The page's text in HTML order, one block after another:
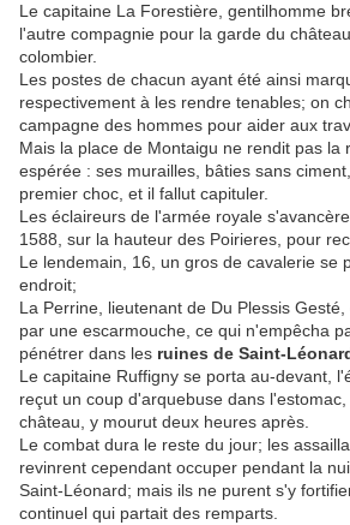
Le capitaine La Forestière, gentilhomme
l'autre compagnie pour la garde du
colombier.
Les postes de chacun ayant été ainsi
respectivement à les rendre tenables; on
campagne des hommes pour aider aux
Mais la place de Montaigu ne rendit pas la
espérée : ses murailles, bâties sans
premier choc, et il fallut capituler.
Les éclaireurs de l'armée royale
1588, sur la hauteur des Poirieres, pour
Le lendemain, 16, un gros de cavalerie se
endroit;
La Perrine, lieutenant de Du Plessis
par une escarmouche, ce qui n'empêcha
pénétrer dans les ruines de Saint-
Le capitaine Ruffigny se porta au-devant,
reçut un coup d'arquebuse dans
château, y mourut deux heures après.
Le combat dura le reste du jour; les
revinrent cependant occuper pendant la
Saint-Léonard; mais ils ne purent s'y
continuel qui partait des remparts.